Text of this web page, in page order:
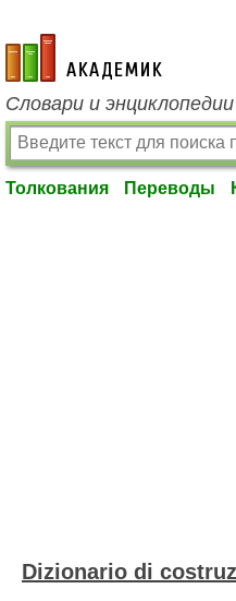
academic.ru
Словари и
Толкования Переводы
Dizionario di